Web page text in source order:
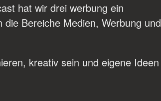
hat wir drei werbung ein
Bereiche Medien, Werbung und
kreativ sein und eigene Ideen